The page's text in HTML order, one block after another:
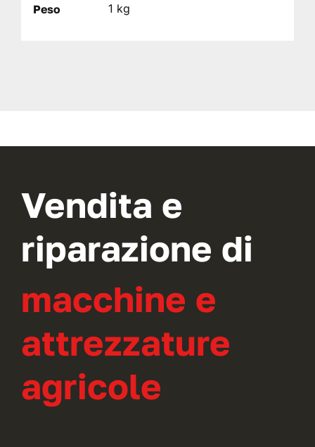
Peso 1 kg
Vendita e
riparazione di
macchine e
attrezzature
agricole